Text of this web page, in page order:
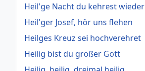
Heil'ge Nacht du kehrest wieder
Heil'ger Josef, hör uns flehen
Heilges Kreuz sei hochverehret
Heilig bist du großer Gott